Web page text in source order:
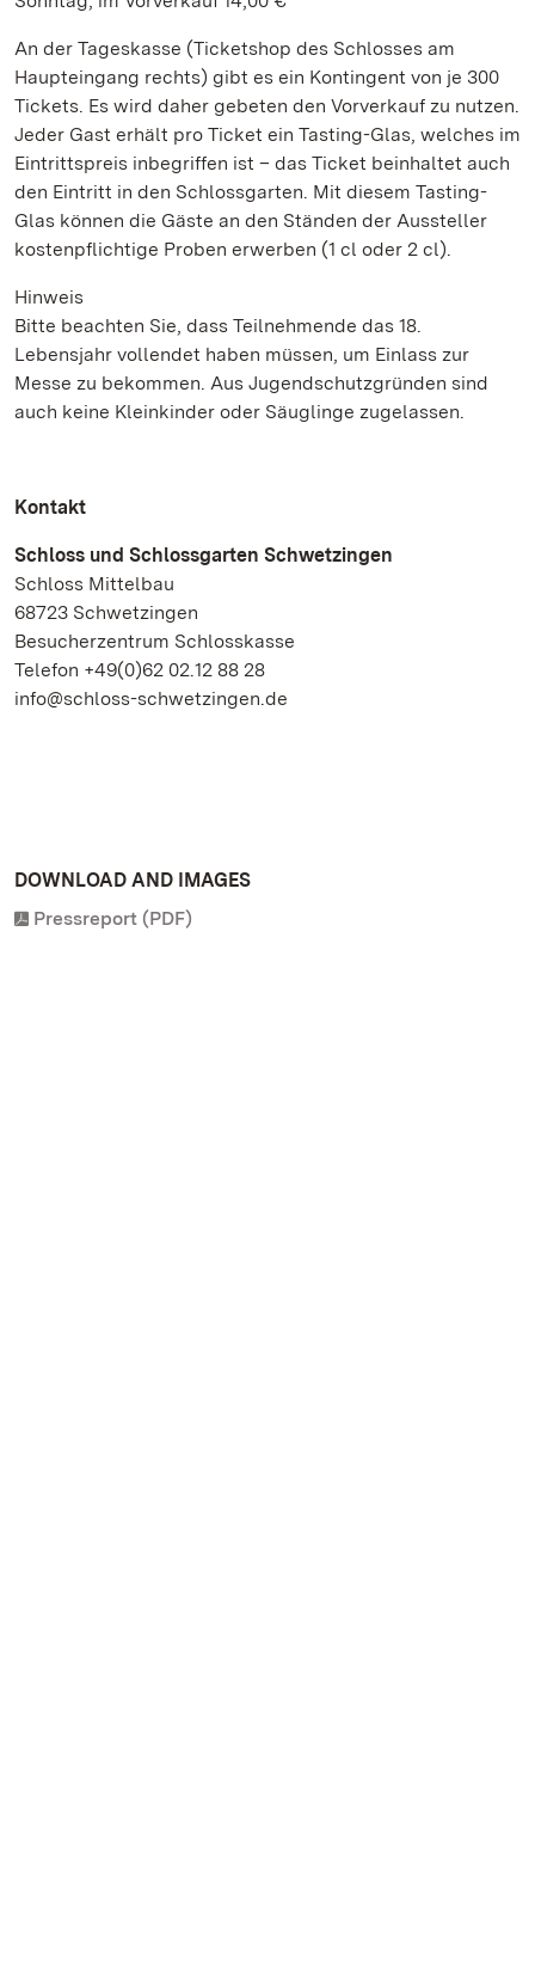
An der Tageskasse (Ticketshop des Schlosses am
Haupteingang rechts) gibt es ein Kontingent von je 300
Tickets. Es wird daher gebeten den Vorverkauf zu nutzen.
Jeder Gast erhält pro Ticket ein Tasting-Glas, welches im
Eintrittspreis inbegriffen ist – das Ticket beinhaltet auch
den Eintritt in den Schlossgarten. Mit diesem Tasting-
Glas können die Gäste an den Ständen der Aussteller
kostenpflichtige Proben erwerben (1 cl oder 2 cl).
Hinweis
Bitte beachten Sie, dass Teilnehmende das 18.
Lebensjahr vollendet haben müssen, um Einlass zur
Messe zu bekommen. Aus Jugendschutzgründen sind
auch keine Kleinkinder oder Säuglinge zugelassen.
Kontakt
Schloss und Schlossgarten Schwetzingen
Schloss Mittelbau
68723 Schwetzingen
Besucherzentrum Schlosskasse
Telefon +49(0)62 02.12 88 28
info@schloss-schwetzingen.de
DOWNLOAD AND IMAGES
Pressreport (PDF)